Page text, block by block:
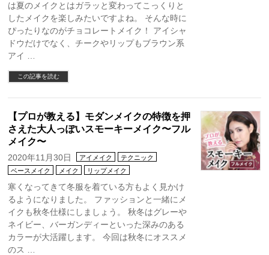
は夏のメイクとはガラッと変わってこっくりと
したメイクを楽しみたいですよね。 そんな時に
ぴったりなのがチョコレートメイク！ アイシャ
ドウだけでなく、チークやリップもブラウン系
アイ …
この記事を読む
【プロが教える】モダンメイクの特徴を押
さえた大人っぽいスモーキーメイク〜フル
メイク〜
2020年11月30日 アイメイク
テクニック
ベースメイク
メイク リップメイク
寒くなってきて冬服を着ている方もよく見かけ
るようになりました。 ファッションと一緒にメ
イクも秋冬仕様にしましょう。 秋冬はグレーや
ネイビー、バーガンディーといった深みのある
カラーが大活躍します。 今回は秋冬にオススメ
のス …